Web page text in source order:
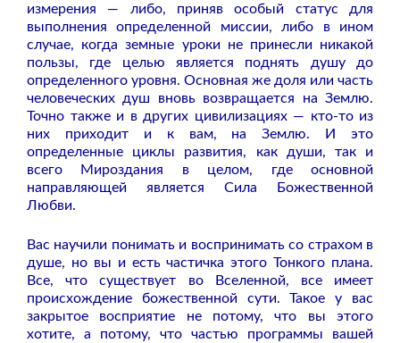
измерения — либо, приняв особый статус для
выполнения определенной миссии, либо в ином
случае, когда земные уроки не принесли никакой
пользы, где целью является поднять душу до
определенного уровня. Основная же доля или часть
человеческих душ вновь возвращается на Землю.
Точно также и в других цивилизациях — кто-то из
них приходит и к вам, на Землю. И это
определенные циклы развития, как души, так и
всего Мироздания в целом, где основной
направляющей является Сила Божественной
Любви.
Вас научили понимать и воспринимать со страхом в
душе, но вы и есть частичка этого Тонкого плана.
Все, что существует во Вселенной, все имеет
происхождение божественной сути. Такое у вас
закрытое восприятие не потому, что вы этого
хотите, а потому, что частью программы вашей